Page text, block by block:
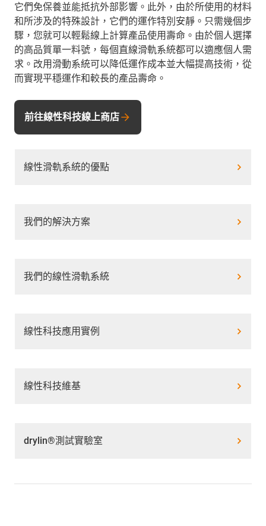
它們免保養並能抵抗外部影響。此外，由於所使用的材料
和所涉及的特殊設計，它們的運作特別安靜。只需幾個步
驟，您就可以輕鬆線上計算產品使用壽命。由於個人選擇
的高品質單一料號，每個直線滑軌系統都可以適應個人需
求。改用滑動系統可以降低運作成本並大幅提高技術，從
而實現平穩運作和較長的產品壽命。
前往線性科技線上商店
線性滑軌系統的優點
我們的解決方案
我們的線性滑軌系統
線性科技應用實例
線性科技維基
drylin®測試實驗室